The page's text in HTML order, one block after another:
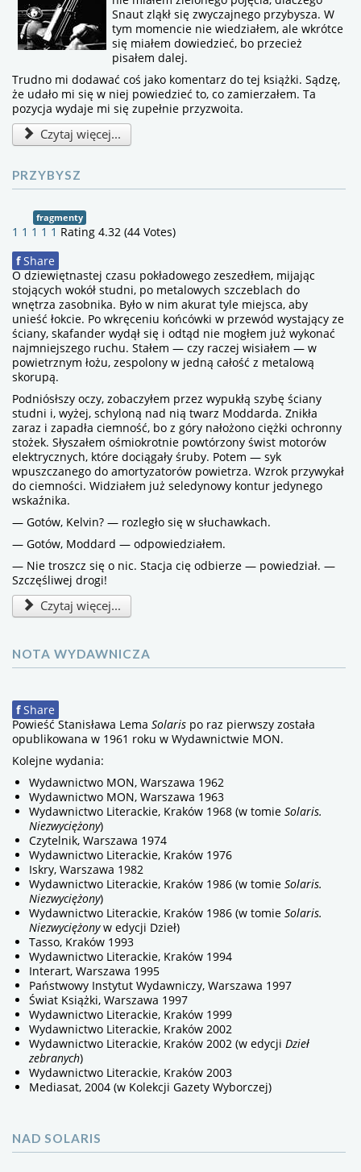
Snaut zląkł się zwyczajnego przybysza. W
tym momencie nie wiedziałem, ale wkrótce
się miałem dowiedzieć, bo przecież
pisałem dalej.
Trudno mi dodawać coś jako komentarz do tej książki. Sądzę,
że udało mi się w niej powiedzieć to, co zamierzałem. Ta
pozycja wydaje mi się zupełnie przyzwoita.
Czytaj więcej...
PRZYBYSZ
fragmenty
1 1 1 1 1 Rating 4.32 (44 Votes)
f Share
O dziewiętnastej czasu pokładowego zeszedłem, mijając
stojących wokół studni, po metalowych szczeblach do
wnętrza zasobnika. Było w nim akurat tyle miejsca, aby
unieść łokcie. Po wkręceniu końcówki w przewód wystający ze
ściany, skafander wydął się i odtąd nie mogłem już wykonać
najmniejszego ruchu. Stałem — czy raczej wisiałem — w
powietrznym łożu, zespolony w jedną całość z metalową
skorupą.
Podniósłszy oczy, zobaczyłem przez wypukłą szybę ściany
studni i, wyżej, schyloną nad nią twarz Moddarda. Znikła
zaraz i zapadła ciemność, bo z góry nałożono ciężki ochronny
stożek. Słyszałem ośmiokrotnie powtórzony świst motorów
elektrycznych, które dociągały śruby. Potem — syk
wpuszczanego do amortyzatorów powietrza. Wzrok przywykał
do ciemności. Widziałem już seledynowy kontur jedynego
wskaźnika.
— Gotów, Kelvin? — rozległo się w słuchawkach.
— Gotów, Moddard — odpowiedziałem.
— Nie troszcz się o nic. Stacja cię odbierze — powiedział. —
Szczęśliwej drogi!
Czytaj więcej...
NOTA WYDAWNICZA
f Share
Powieść Stanisława Lema Solaris po raz pierwszy została
opublikowana w 1961 roku w Wydawnictwie MON.
Kolejne wydania:
Wydawnictwo MON, Warszawa 1962
Wydawnictwo MON, Warszawa 1963
Wydawnictwo Literackie, Kraków 1968 (w tomie Solaris.
Niezwy­ciężony)
Czytel­nik, Warszawa 1974
Wydawnictwo Literackie, Kraków 1976
Iskry, Warszawa 1982
Wydawnictwo Literackie, Kraków 1986 (w tomie Solaris.
Niezwy­ciężony)
Wydawnictwo Literackie, Kraków 1986 (w tomie Solaris.
Niezwyciężonyw edycji Dzieł)
Tasso, Kraków 1993
Wydawnictwo Literackie, Kraków 1994
Interart, Warszawa 1995
Państwowy Instytut Wydawniczy, Warszawa 1997
Świat Książki, Warszawa 1997
Wydawnictwo Literackie, Kraków 1999
Wydawnictwo Literackie, Kraków 2002
Wydawnictwo Literackie, Kraków 2002 (w edycji Dzieł
zebranych)
Wydawnictwo Literackie, Kraków 2003
Mediasat, 2004 (w Kolekcji Gazety Wyborczej)
NAD SOLARIS